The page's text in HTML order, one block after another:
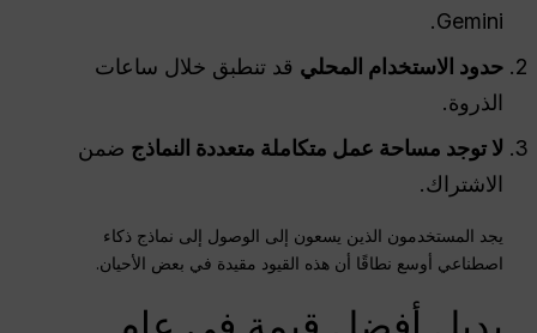
Gemini.
حدود الاستخدام المحلي قد تنطبق خلال ساعات
الذروة.
لا توجد مساحة عمل متكاملة متعددة النماذج ضمن
الاشتراك.
يجد المستخدمون الذين يسعون إلى الوصول إلى نماذج ذكاء
اصطناعي أوسع نطاقًا أن هذه القيود مقيدة في بعض الأحيان.